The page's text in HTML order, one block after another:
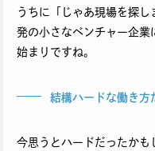
うちに「じゃあ現場を探
発の小さなベンチャー企
始まりですね。
結構ハードな働き方
今思うとハードだったかも